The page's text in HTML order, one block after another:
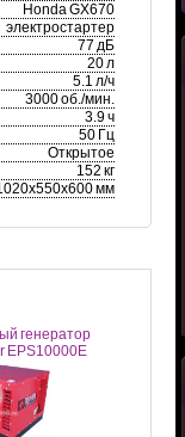
Honda GX670
электростартер
77 дБ
20 л
5.1 л/ч
3000 об./мин.
3.9 ч
50 Гц
Открытое
152 кг
мм
генератор
EPS10000E